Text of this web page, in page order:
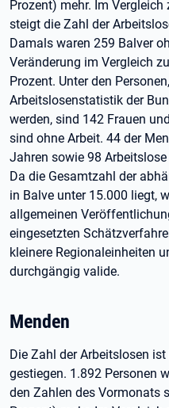
Prozent) mehr. Im
steigt die Zahl der
Damals waren 259 Balver
Veränderung im Vergleich
Prozent. Unter den
Arbeitslosenstatistik der
werden, sind 142 Frauen
sind ohne Arbeit. 44 der
Jahren sowie 98
Da die Gesamtzahl der
in Balve unter 15.000 liegt,
allgemeinen
eingesetzten
kleinere Regionaleinheiten
durchgängig valide.
Menden
Die Zahl der Arbeitslosen
gestiegen. 1.892 Personen
den Zahlen des Vormonats